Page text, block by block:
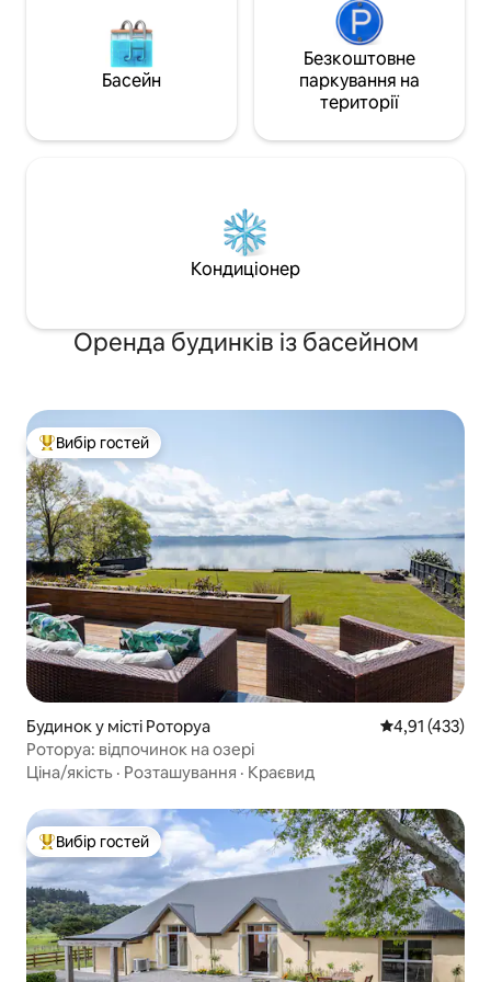
Басейн
Безкоштовне
паркування на
території
Кондиціонер
Оренда будинків із басейном
Топ вибір гостей
Вибір гостей
Будинок у місті Роторуа Середня
4,91 (433)
Роторуа: відпочинок на озері
Ціна/якість · Розташування · Краєвид
Топ вибір гостей
Вибір гостей